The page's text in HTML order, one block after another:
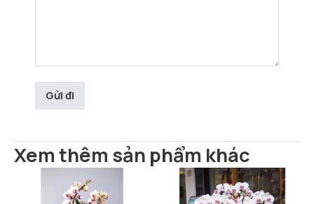
Xem thêm sản phẩm khác